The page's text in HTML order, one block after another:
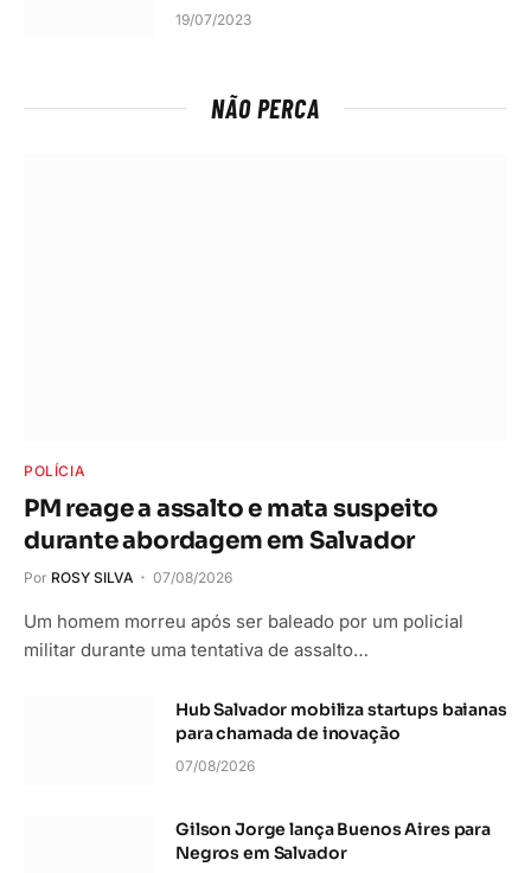
19/07/2023
NÃO PERCA
POLÍCIA
PM reage a assalto e mata suspeito
durante abordagem em Salvador
Por ROSY SILVA 07/08/2026
Um homem morreu após ser baleado por um policial
militar durante uma tentativa de assalto…
Hub Salvador mobiliza startups baianas
para chamada de inovação
07/08/2026
Gilson Jorge lança Buenos Aires para
Negros em Salvador